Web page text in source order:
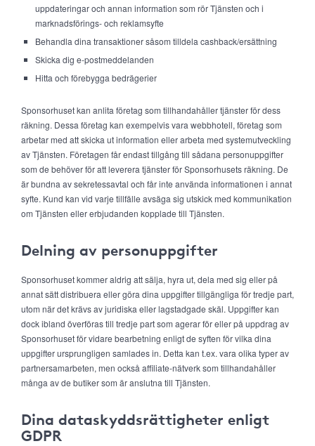
uppdateringar och annan information som rör Tjänsten och i
marknadsförings- och reklamsyfte
Behandla dina transaktioner såsom tilldela cashback/ersättning
Skicka dig e-postmeddelanden
Hitta och förebygga bedrägerier
Sponsorhuset kan anlita företag som tillhandahåller tjänster för dess
räkning. Dessa företag kan exempelvis vara webbhotell, företag som
arbetar med att skicka ut information eller arbeta med systemutveckling
av Tjänsten. Företagen får endast tillgång till sådana personuppgifter
som de behöver för att leverera tjänster för Sponsorhusets räkning. De
är bundna av sekretessavtal och får inte använda informationen i annat
syfte. Kund kan vid varje tillfälle avsäga sig utskick med kommunikation
om Tjänsten eller erbjudanden kopplade till Tjänsten.
Delning av personuppgifter
Sponsorhuset kommer aldrig att sälja, hyra ut, dela med sig eller på
annat sätt distribuera eller göra dina uppgifter tillgängliga för tredje part,
utom när det krävs av juridiska eller lagstadgade skäl. Uppgifter kan
dock ibland överföras till tredje part som agerar för eller på uppdrag av
Sponsorhuset för vidare bearbetning enligt de syften för vilka dina
uppgifter ursprungligen samlades in. Detta kan t.ex. vara olika typer av
partnersamarbeten, men också affiliate-nätverk som tillhandahåller
många av de butiker som är anslutna till Tjänsten.
Dina dataskyddsrättigheter enligt
GDPR